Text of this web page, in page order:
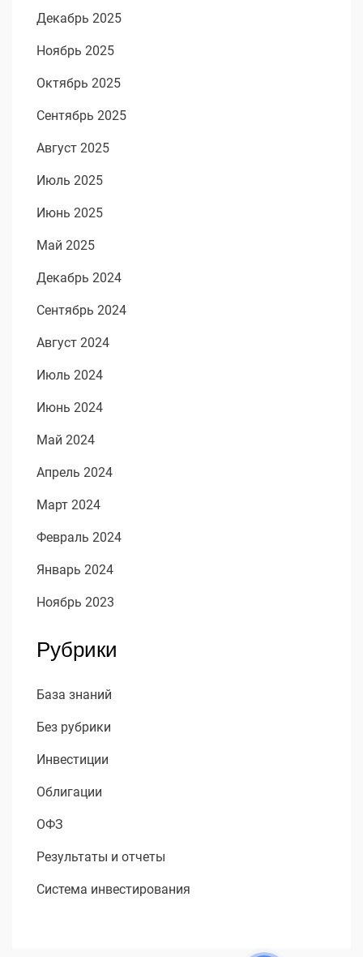
Декабрь 2025
Ноябрь 2025
Октябрь 2025
Сентябрь 2025
Август 2025
Июль 2025
Июнь 2025
Май 2025
Декабрь 2024
Сентябрь 2024
Август 2024
Июль 2024
Июнь 2024
Май 2024
Апрель 2024
Март 2024
Февраль 2024
Январь 2024
Ноябрь 2023
Рубрики
База знаний
Без рубрики
Инвестиции
Облигации
ОФЗ
Результаты и отчеты
Система инвестирования